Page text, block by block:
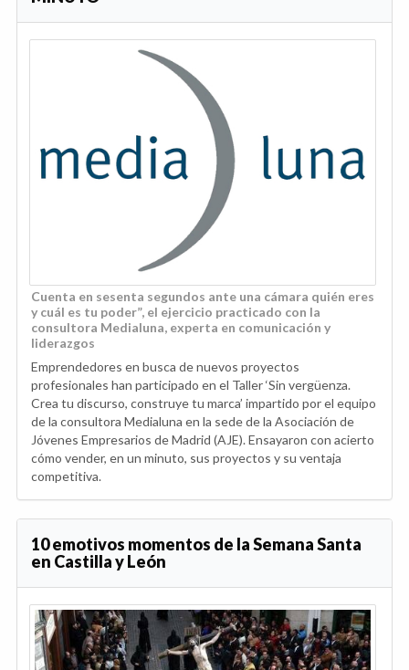
Cuenta en sesenta segundos ante una cámara quién eres
y cuál es tu poder”, el ejercicio practicado con la
consultora Medialuna, experta en comunicación y
liderazgos
Emprendedores en busca de nuevos proyectos
profesionales han participado en el Taller ‘Sin vergüenza.
Crea tu discurso, construye tu marca’ impartido por el equipo
de la consultora Medialuna en la sede de la Asociación de
Jóvenes Empresarios de Madrid (AJE). Ensayaron con acierto
cómo vender, en un minuto, sus proyectos y su ventaja
competitiva.
10 emotivos momentos de la Semana Santa
en Castilla y León